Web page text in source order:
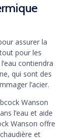
assurer la
pour les
contiendra
qui sont des
l’acier.
Wanson
l’eau et aide
Wanson offre
et